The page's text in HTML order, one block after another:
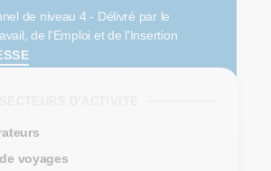
de niveau 4 - Délivré par le
de l'Emploi et de l'Insertion
voyages